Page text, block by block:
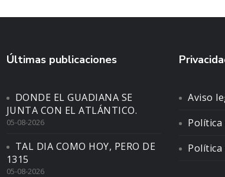
Últimas publicaciones
DONDE EL GUADIANA SE
JUNTA CON EL ATLÁNTICO.
05-08-2026
TAL DIA COMO HOY, PERO DE
1315
05-08-2026
Aviso
Política
Política